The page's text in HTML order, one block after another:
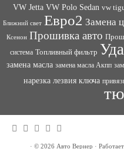
VW Jetta VW Polo Sedan vw
Ближний свет Евро2 Замена
Ксенон Прошивка авто
система Топливный фильтр
замена масла замена масла Акпп
нарезка лезвия ключа
· © 2026 Авто Вернер ·